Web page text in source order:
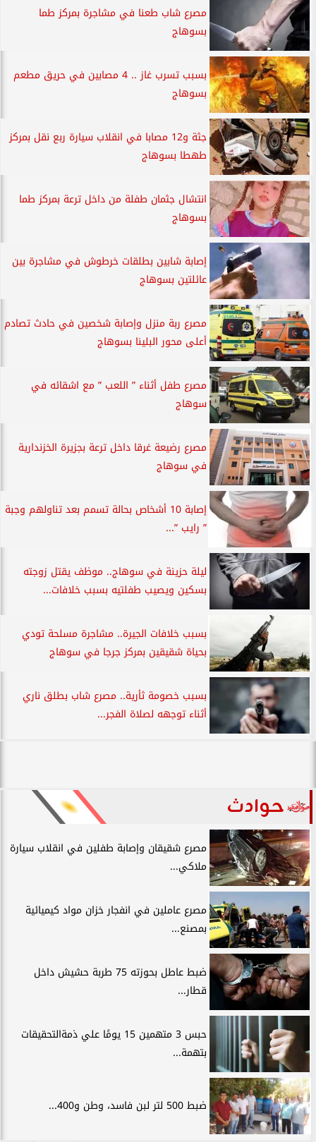
مصرع شاب طعنا في مشاجرة بمركز طما
بسوهاج
بسبب تسرب غاز .. 4 مصابين في حريق مطعم
بسوهاج
جثة و12 مصابا في انقلاب سيارة ربع نقل بمركز
طهطا بسوهاج
انتشال جثمان طفلة من داخل ترعة بمركز طما
بسوهاج
إصابة شابين بطلقات خرطوش في مشاجرة بين
عائلتين بسوهاج
مصرع ربة منزل وإصابة شخصين في حادث تصادم
أعلى محور البلينا بسوهاج
مصرع طفل أثناء ” اللعب ” مع اشقائه في
سوهاج
مصرع رضيعة غرقا داخل ترعة بجزيرة الخزندارية
في سوهاج
إصابة 10 أشخاص بحالة تسمم بعد تناولهم وجبة
” رايب ”...
ليلة حزينة في سوهاج.. موظف يقتل زوجته
بسكين ويصيب طفلتيه بسبب خلافات...
بسبب خلافات الجيرة.. مشاجرة مسلحة تودي
بحياة شقيقين بمركز جرجا في سوهاج
بسبب خصومة ثأرية.. مصرع شاب بطلق ناري
أثناء توجهه لصلاة الفجر...
حوادث
مصرع شقيقان وإصابة طفلين في انقلاب سيارة
ملاكي...
مصرع عاملين في انفجار خزان مواد كيميائية
بمصنع...
ضبط عاطل بحوزته 75 طربة حشيش داخل
قطار...
حبس 3 متهمين 15 يومًا علي ذمةالتحقيقات
بتهمة...
ضبط 500 لتر لبن فاسد، وطن و400...